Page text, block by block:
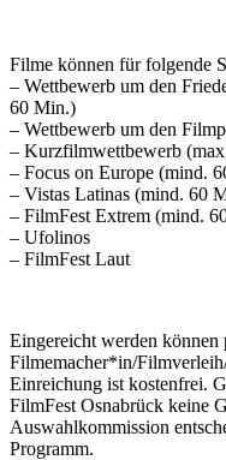
Filme können für folgende
– Wettbewerb um den
60 Min.)
– Wettbewerb um den
– Kurzfilmwettbewerb
– Focus on Europe (mind.
– Vistas Latinas (mind. 60
– FilmFest Extrem (mind.
– Ufolinos
– FilmFest Laut
Eingereicht werden können
Filmemacher*in/
Einreichung ist kostenfrei.
FilmFest Osnabrück keine
Auswahlkommission
Programm.